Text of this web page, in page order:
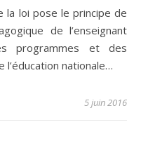
la loi pose le principe de
de l’enseignant
programmes et des
nationale…
5 juin 2016